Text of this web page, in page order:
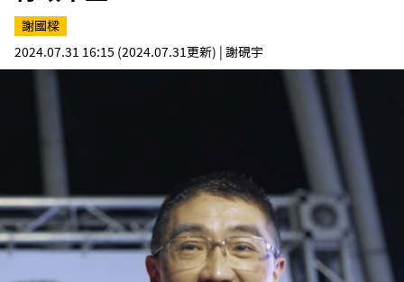
謝國樑
2024.07.31 16:15 (2024.07.31更新) | 謝硯宇